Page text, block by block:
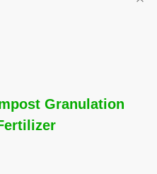
Granulation